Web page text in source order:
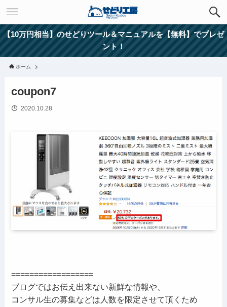
【10万円相当】のせどりツール＆マニュアルを【無料】でプレゼ
ント！
ホーム
coupon7
2020.10.28
==================
ブログではお伝え出来ない新鮮な情報や、
コンサル生の募集などは人数を限定させて頂くため